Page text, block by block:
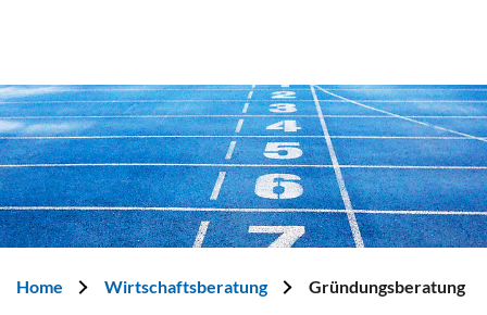
Home Wirtschaftsberatung Gründungsberatung